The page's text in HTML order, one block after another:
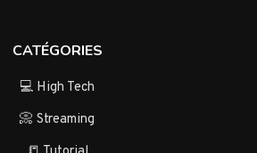
CATÉGORIES
💻 High Tech
📀 Streaming